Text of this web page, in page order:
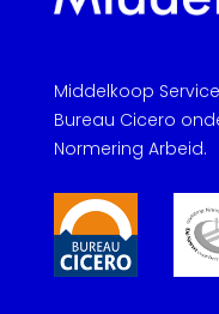
Middelkoop
Bureau Cicero
Normering Arbeid.